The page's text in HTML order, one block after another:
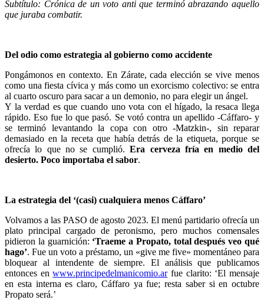
Subtítulo: Crónica de un voto anti que terminó abrazando aquello
que juraba combatir.
Del odio como estrategia al gobierno como accidente
Pongámonos en contexto. En Zárate, cada elección se vive menos
como una fiesta cívica y más como un exorcismo colectivo: se entra
al cuarto oscuro para sacar a un demonio, no para elegir un ángel.
Y la verdad es que cuando uno vota con el hígado, la resaca llega
rápido. Eso fue lo que pasó. Se votó contra un apellido -Cáffaro- y
se terminó levantando la copa con otro -Matzkin-, sin reparar
demasiado en la receta que había detrás de la etiqueta, porque se
ofrecía lo que no se cumplió.Era cerveza fría en medio del
desierto. Poco importaba el sabor.
La estrategia del ‘(casi) cualquiera menos Cáffaro’
Volvamos a las PASO de agosto 2023. El menú partidario ofrecía un
plato principal cargado de peronismo, pero muchos comensales
pidieron la guarnición: ‘Traeme a Propato, total después veo qué
hago’. Fue un voto a préstamo, un «give me five» momentáneo para
bloquear al intendente de siempre. El análisis que publicamos
entonces enwww.principedelmanicomio.arfue clarito: ‘El mensaje
en esta interna es claro, Cáffaro ya fue; resta saber si en octubre
Propato será.’